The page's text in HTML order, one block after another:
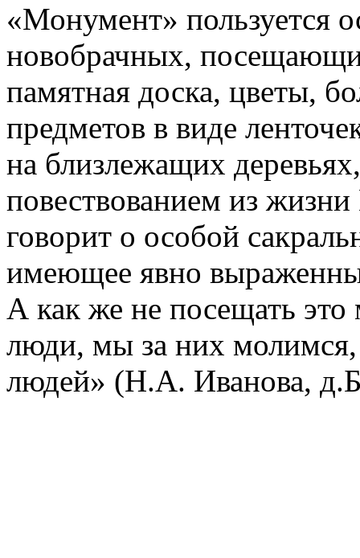
«Монумент» пользуется
новобрачных,
памятная доска, цветы,
предметов в виде
на близлежащих
повествованием из
говорит о особой
имеющее явно
А как же не посещать это
люди, мы за них молимся,
людей» (Н.А. Иванова,